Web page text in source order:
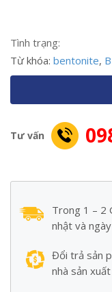
Tình trạng:
Từ khóa: bentonite,
Tư vấn
Trong 1 – 2
nhật và
Đổi trả sản
nhà sản xuất